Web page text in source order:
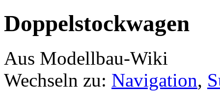
Doppelstockwagen
Aus Modellbau-Wiki
Wechseln zu: Navigation,